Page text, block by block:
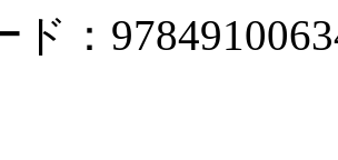
ド：